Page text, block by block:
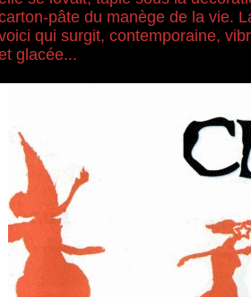
pâte du manège de la vie.
qui surgit, contemporaine,
glacée...